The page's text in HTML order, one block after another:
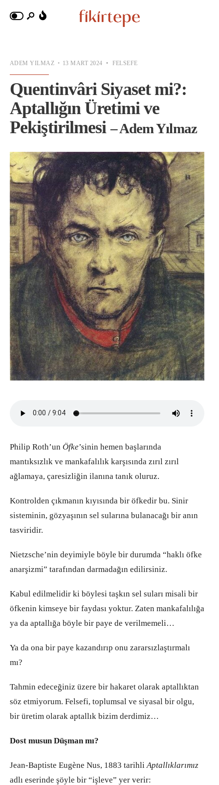
ADEM YILMAZ • 13 MART 2024 • FELSEFE
Quentinvâri Siyaset mi?:
Aptallığın Üretimi ve
Pekiştirilmesi– Adem Yılmaz
Philip Roth’un Öfke’sinin hemen başlarında
mantıksızlık ve mankafalılık karşısında zırıl zırıl
ağlamaya, çaresizliğin ilanına tanık oluruz.
Kontrolden çıkmanın kıyısında bir öfkedir bu. Sinir
sisteminin, gözyaşının sel sularına bulanacağı bir anın
tasviridir.
Nietzsche’nin deyimiyle böyle bir durumda “haklı öfke
anarşizmi” tarafından darmadağın edilirsiniz.
Kabul edilmelidir ki böylesi taşkın sel suları misali bir
öfkenin kimseye bir faydası yoktur. Zaten mankafalılığa
ya da aptallığa böyle bir paye de verilmemeli…
Ya da ona bir paye kazandırıp onu zararsızlaştırmalı
mı?
Tahmin edeceğiniz üzere bir hakaret olarak aptallıktan
söz etmiyorum. Felsefi, toplumsal ve siyasal bir olgu,
bir üretim olarak aptallık bizim derdimiz…
Dost musun Düşman mı?
Jean-Baptiste Eugène Nus, 1883 tarihli Aptallıklarımız
adlı eserinde şöyle bir “işleve” yer verir: